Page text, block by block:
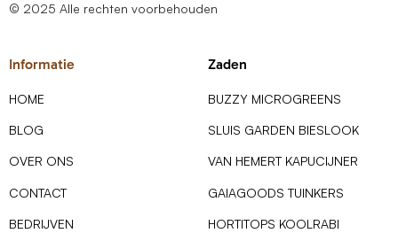
© 2025 Alle rechten voorbehouden
Informatie
HOME
BLOG
OVER ONS
CONTACT
BEDRIJVEN
Zaden
BUZZY MICROGREENS
SLUIS GARDEN BIESLOOK
VAN HEMERT KAPUCIJNER
GAIAGOODS TUINKERS
HORTITOPS KOOLRABI